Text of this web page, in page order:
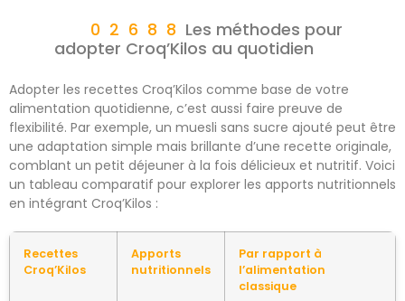
Les méthodes pour
adopter Croq’Kilos au quotidien
Adopter les recettes Croq’Kilos comme base de votre
alimentation quotidienne, c’est aussi faire preuve de
flexibilité. Par exemple, un muesli sans sucre ajouté peut être
une adaptation simple mais brillante d’une recette originale,
comblant un petit déjeuner à la fois délicieux et nutritif. Voici
un tableau comparatif pour explorer les apports nutritionnels
en intégrant Croq’Kilos :
Recettes
Croq’Kilos
Apports
nutritionnels
Par rapport à
l’alimentation
classique